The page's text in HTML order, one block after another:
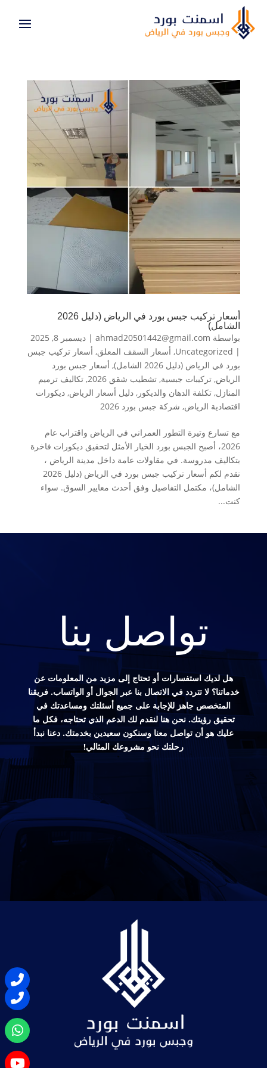
أسعار تركيب جبس بورد في الرياض (دليل 2026
الشامل)
بواسطة ahmad20501442@gmail.com
| ديسمبر 8, 2025
|
Uncategorized
, أسعار السقف المعلق, أسعار تركيب جبس
بورد في الرياض (دليل 2026 الشامل)
, أسعار جبس بورد
الرياض, تركيبات جبسية, تشطيب شقق 2026 , تكاليف ترميم
المنازل, تكلفة الدهان والديكور , دليل أسعار الرياض, ديكورات
اقتصادية الرياض, شركة جبس بورد 2026
مع تسارع وتيرة التطور العمراني في الرياض واقتراب عام
2026، أصبح الجبس بورد الخيار الأمثل لتحقيق ديكورات فاخرة
بتكاليف مدروسة. في مقاولات عامة داخل مدينة الرياض ،
نقدم لكم أسعار تركيب جبس بورد في الرياض (دليل 2026
الشامل)، مكتمل التفاصيل وفق أحدث معايير السوق. سواء
كنت...
تواصل بنا
هل لديك استفسارات أو تحتاج إلى مزيد من المعلومات عن
خدماتنا؟ لا تتردد في الاتصال بنا عبر الجوال أو الواتساب. فريقنا
المتخصص جاهز للإجابة على جميع أسئلتك ومساعدتك في
تحقيق رؤيتك. نحن هنا لنقدم لك الدعم الذي تحتاجه، فكل ما
عليك هو أن تواصل معنا وسنكون سعيدين بخدمتك. دعنا نبدأ
رحلتك نحو مشروعك المثالي!